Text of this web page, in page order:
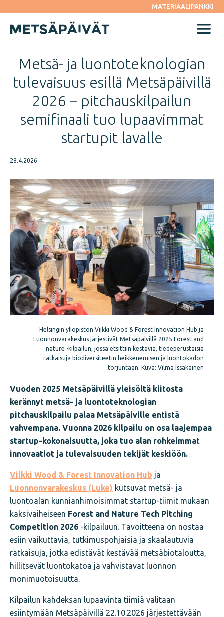
suoraan
MATERIAALIPANKKI
Menu
Metsä- ja luontoteknologian
tulevaisuus esillä Metsäpäivillä
2026 – pitchauskilpailun
semifinaali tuo lupaavimmat
startupit lavalle
28.4.2026
Helsingin yliopiston Viikki Wood & Forest Innovation Hub ja
Luonnonvarakeskus järjestivät Metsäpäivillä 2025 Forest and
nature -kilpailun, jossa etsittiin kestäviä, tiedeperustaisia
ratkaisuja biodiversiteetin heikkenemisen ja luontokadon
torjuntaan. Kuva: Vilma Issakainen
Vuoden 2025 Metsäpäivillä yleisöltä kiitosta
kerännyt metsä- ja luontoteknologian
pitchauskilpailu palaa Metsäpäiville entistä
vahvempana. Vuonna 2026 kilpailu on osa laajempaa
startup-kokonaisuutta, joka tuo alan rohkeimmat
innovaatiot ja tulevaisuuden tekijät keskiöön.
Viikki Wood & Forest Innovation Hub ja
Luonnonvarakeskus (Luke) kutsuvat metsä- ja
luontoalan kunnianhimoisimmat startup-tiimit mukaan
kaksivaiheiseen Forest and Nature Tech Pitching
Competition 2026 -kilpailuun. Tavoitteena on nostaa
esiin vaikuttavia, tutkimuspohjaisia ja skaalautuvia
ratkaisuja, jotka edistävät kestävää metsäbiotaloutta,
hillitsevät luontokatoa ja vahvistavat luonnon
monimuotoisuutta.
Kilpailun kahdeksan lupaavinta tiimiä valitaan
esiintymään Metsäpäivillä 22.10.2026 järjestettävään